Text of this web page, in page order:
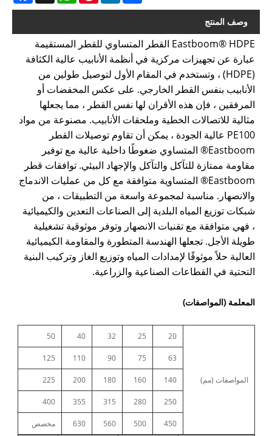
وصف المنتج
Eastboom® HDPE القطر المتساوي للقطر المستقيمة
عبارة عن تجهيزات مركزية في أنظمة الأنابيب عالية الكثافة
(HDPE) ، وتستخدم في المقام الأول لتوصيل طولين من
الأنابيب بنفس القطر الخارجي. على عكس المخفضات أو
المرفقين ، فإن هذه الأقران لها نفس القطر ، مما يجعلها
مثالية للاتصالات الخطية وملحقات الأنابيب. مصنوعة من مواد
PE100 عالية الجودة ، يمكن أن تقاوم توصيلات القطر
Eastboom® المتساوي ضغوطًا داخلية عالية مع توفير
مقاومة ممتازة للتآكل والتآكل والإجهاد البيئي. توافقات قطر
Eastboom® المتساوية متوافقة مع كل من عمليات الاندماج
والانصهار. مناسبة لمجموعة واسعة من التطبيقات ، من
شبكات توزيع المياه البلدية إلى الصناعات التعدين والكيميائية
، فهي متوافقة مع تقنيات الانصهار وتوفر موثوقية تشغيلية
طويلة الأجل. تجعلها الهندسة المتطورة والمقاومة الكيميائية
العالية حلاً موثوقًا لإمدادات المياه وتوزيع الغاز وتركيب البنية
التحتية في القطاعات الصناعية والزراعية.
المعلمة (المواصفات)
المواصفات (مم)
20
25
32
40
50
63
75
90
110
125
140
160
180
200
225
250
280
315
355
400
450
500
560
630 مخصص